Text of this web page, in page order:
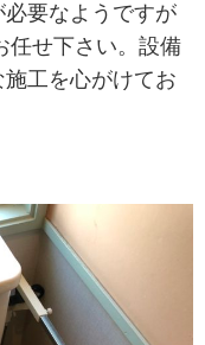
必要なようですが
任せ下さい。設備
工を心がけてお